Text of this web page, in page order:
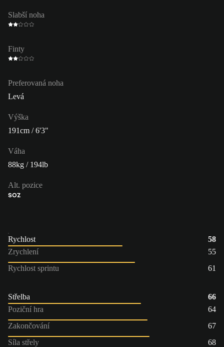
Slabší noha
Finty
Preferovaná noha
Levá
Výška
191cm / 6'3"
Váha
88kg / 194lb
Alt. pozice
SOZ
Rychlost
58
Zrychlení
55
Rychlost sprintu
61
Střelba
66
Poziční hra
64
Zakončování
67
Síla střely
68